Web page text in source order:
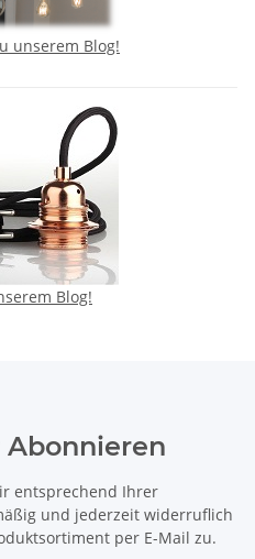
unserem Blog!
Blog!
entsprechend Ihrer
und jederzeit widerruflich
per E-Mail zu.